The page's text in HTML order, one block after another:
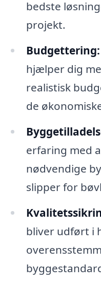
bedste
projekt.
Budgettering:
hjælper dig
realistisk
de
erfaring med
nødvendige
slipper for
bliver udført i